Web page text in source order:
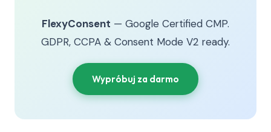
FlexyConsent — Google Certified CMP.
GDPR, CCPA & Consent Mode V2 ready.
Wypróbuj za darmo